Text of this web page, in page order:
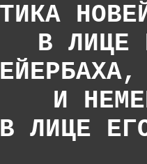
В ЛИЦЕ
И
В ЛИЦЕ